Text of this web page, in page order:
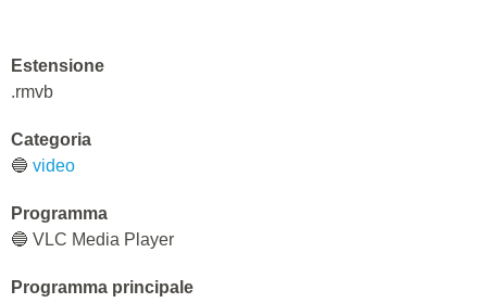
Estensione
.rmvb
Categoria
🔵 video
Programma
🔵 VLC Media Player
Programma principale